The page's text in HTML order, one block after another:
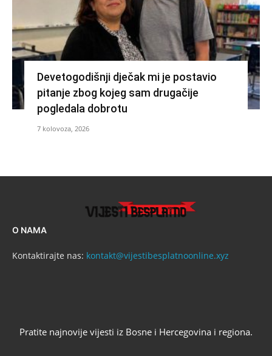
Devetogodišnji dječak mi je postavio
pitanje zbog kojeg sam drugačije
pogledala dobrotu
7 kolovoza, 2026
O NAMA
Kontaktirajte nas: kontakt@vijestibesplatnoonline.xyz
Pratite najnovije vijesti iz Bosne i Hercegovina i regiona.